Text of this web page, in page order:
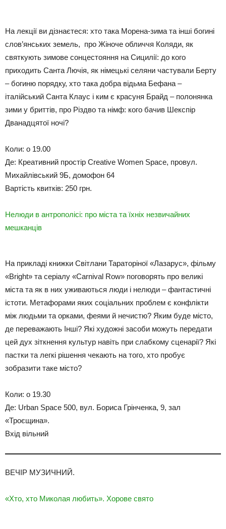
На лекції ви дізнаєтеся: хто така Морена-зима та інші богині
слов’янських земель, про Жіноче обличчя Коляди, як
святкують зимове сонцестояння на Сицилії: до кого
приходить Санта Лючія, як німецькі селяни частували Берту
– богиню порядку, хто така добра відьма Бефана –
італійський Санта Клаус і ким є красуня Брайд – полонянка
зими у бриттів, про Різдво та німф: кого бачив Шекспір
Дванадцятої ночі?
Коли: о 19.00
Де: Креативний простір Creative Women Space, провул.
Михайлівський 9Б, домофон 64
Вартість квитків: 250 грн.
Нелюди в антрополісі: про міста та їхніх незвичайних
мешканців
На прикладі книжки Світлани Тараторіної «Лазарус», фільму
«Bright» та серіалу «Carnival Row» поговорять про великі
міста та як в них уживаються люди і нелюди – фантастичні
істоти. Метафорами яких соціальних проблем є конфлікти
між людьми та орками, феями й нечистю? Яким буде місто,
де переважають Інші? Які художні засоби можуть передати
цей дух зіткнення культур навіть при слабкому сценарії? Які
пастки та легкі рішення чекають на того, хто пробує
зобразити таке місто?
Коли: о 19.30
Де: Urban Space 500, вул. Бориса Грінченка, 9, зал
«Троєщина».
Вхід вільний
ВЕЧІР МУЗИЧНИЙ.
«Хто, хто Миколая любить». Хорове свято